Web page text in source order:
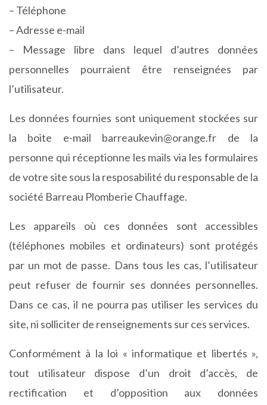
– Téléphone
– Adresse e-mail
– Message libre dans lequel d’autres données
personnelles pourraient être renseignées par
l’utilisateur.
Les données fournies sont uniquement stockées sur
la boite e-mail barreaukevin@orange.fr de la
personne qui réceptionne les mails via les formulaires
de votre site sous la resposabilité du responsable de la
société Barreau Plomberie Chauffage.
Les appareils où ces données sont accessibles
(téléphones mobiles et ordinateurs) sont protégés
par un mot de passe. Dans tous les cas, l’utilisateur
peut refuser de fournir ses données personnelles.
Dans ce cas, il ne pourra pas utiliser les services du
site, ni solliciter de renseignements sur ces services.
Conformément à la loi « informatique et libertés »,
tout utilisateur dispose d’un droit d’accès, de
rectification et d’opposition aux données